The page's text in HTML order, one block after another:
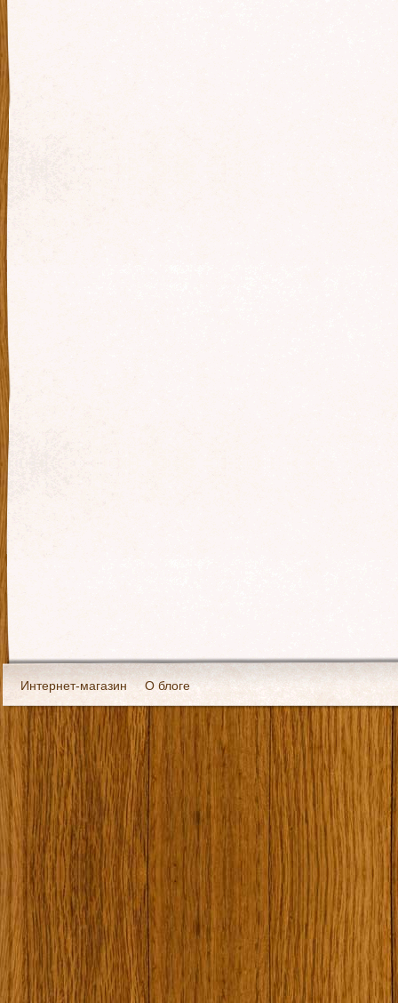
Интернет-магазин О блоге